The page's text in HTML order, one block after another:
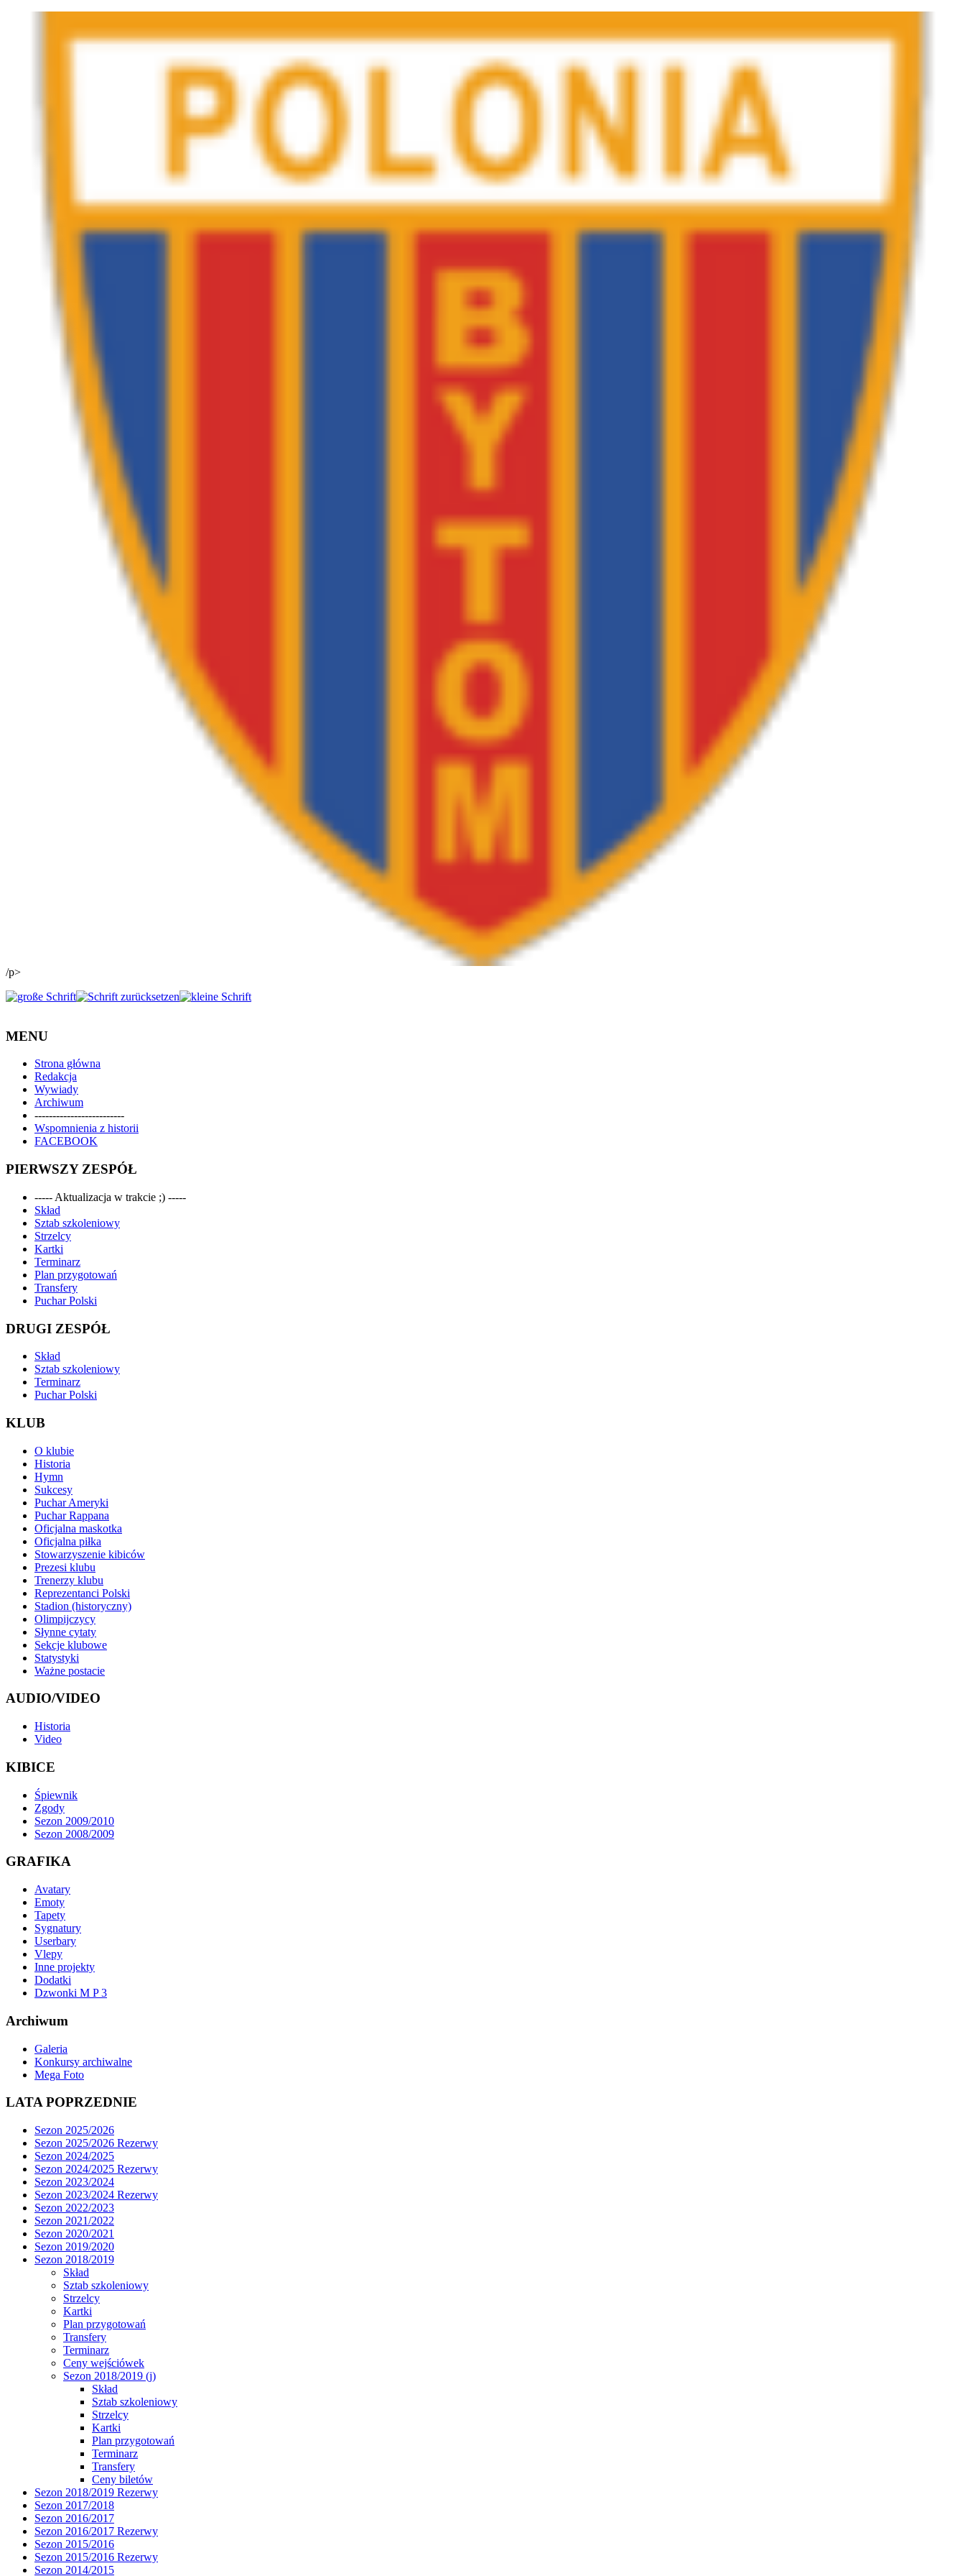
/p>
MENU
Strona główna
Redakcja
Wywiady
Archiwum
-------------------------
Wspomnienia z historii
FACEBOOK
PIERWSZY ZESPÓŁ
----- Aktualizacja w trakcie ;) -----
Skład
Sztab szkoleniowy
Strzelcy
Kartki
Terminarz
Plan przygotowań
Transfery
Puchar Polski
DRUGI ZESPÓŁ
Skład
Sztab szkoleniowy
Terminarz
Puchar Polski
KLUB
O klubie
Historia
Hymn
Sukcesy
Puchar Ameryki
Puchar Rappana
Oficjalna maskotka
Oficjalna piłka
Stowarzyszenie kibiców
Prezesi klubu
Trenerzy klubu
Reprezentanci Polski
Stadion (historyczny)
Olimpijczycy
Słynne cytaty
Sekcje klubowe
Statystyki
Ważne postacie
AUDIO/VIDEO
Historia
Video
KIBICE
Śpiewnik
Zgody
Sezon 2009/2010
Sezon 2008/2009
GRAFIKA
Avatary
Emoty
Tapety
Sygnatury
Userbary
Vlepy
Inne projekty
Dodatki
Dzwonki M P 3
Archiwum
Galeria
Konkursy archiwalne
Mega Foto
LATA POPRZEDNIE
Sezon 2025/2026
Sezon 2025/2026 Rezerwy
Sezon 2024/2025
Sezon 2024/2025 Rezerwy
Sezon 2023/2024
Sezon 2023/2024 Rezerwy
Sezon 2022/2023
Sezon 2021/2022
Sezon 2020/2021
Sezon 2019/2020
Sezon 2018/2019
Skład
Sztab szkoleniowy
Strzelcy
Kartki
Plan przygotowań
Transfery
Terminarz
Ceny wejściówek
Sezon 2018/2019 (j)
Skład
Sztab szkoleniowy
Strzelcy
Kartki
Plan przygotowań
Terminarz
Transfery
Ceny biletów
Sezon 2018/2019 Rezerwy
Sezon 2017/2018
Sezon 2016/2017
Sezon 2016/2017 Rezerwy
Sezon 2015/2016
Sezon 2015/2016 Rezerwy
Sezon 2014/2015